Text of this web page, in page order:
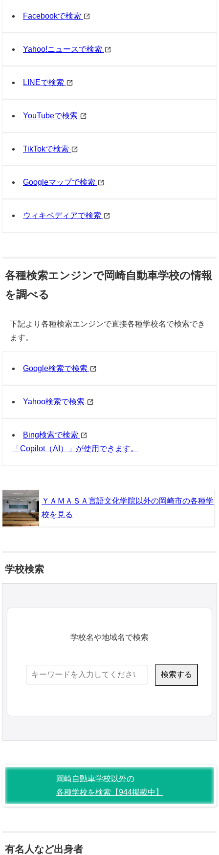
Facebookで検索
Yahoo!ニュースで検索
LINEで検索
YouTubeで検索
TikTokで検索
Googleマップで検索
ウィキペディアで検索
各種検索エンジンで岡崎自動車学校の情報
を調べる
下記より各種検索エンジンで直接各種学校名で検索でき
ます。
Google検索で検索
Yahoo検索で検索
Bing検索で検索
「Copilot（AI）」が使用できます。
ＹＡＭＡＳＡ言語文化学院以外の岡崎市の各種学
校を見る
学校検索
学校名や地域名で検索
検
岡崎自動車学校以外の
各種学校を検索【944掲載中】
有名人など出身者